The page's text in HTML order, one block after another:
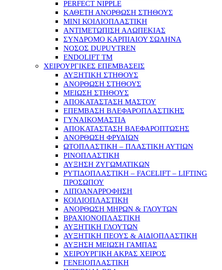
PERFECT NIPPLE
ΚΑΘΕΤΗ ΑΝΟΡΘΩΣΗ ΣΤΗΘΟΥΣ
MINI ΚΟΙΛΙΟΠΛΑΣΤΙΚΗ
ΑΝΤΙΜΕΤΩΠΙΣΗ ΑΛΩΠΕΚΙΑΣ
ΣΥΝΔΡΟΜΟ ΚΑΡΠΙΑΙΟΥ ΣΩΛΗΝΑ
ΝΟΣΟΣ DUPUYTREN
ENDOLIFT TM
ΧΕΙΡΟΥΡΓΙΚΕΣ ΕΠΕΜΒΑΣΕΙΣ
ΑΥΞΗΤΙΚΗ ΣΤΗΘΟΥΣ
ΑΝΟΡΘΩΣΗ ΣΤΗΘΟΥΣ
ΜΕΙΩΣΗ ΣΤΗΘΟΥΣ
ΑΠΟΚΑΤΑΣΤΑΣΗ ΜΑΣΤΟΥ
ΕΠΕΜΒΑΣΗ ΒΛΕΦΑΡΟΠΛΑΣΤΙΚΗΣ
ΓΥΝΑΙΚΟΜΑΣΤΙΑ
ΑΠΟΚΑΤΑΣΤΑΣΗ ΒΛΕΦΑΡΟΠΤΩΣΗΣ
ΑΝΟΡΘΩΣΗ ΦΡΥΔΙΩΝ
ΩΤΟΠΛΑΣΤΙΚΗ – ΠΛΑΣΤΙΚΗ ΑΥΤΙΩΝ
ΡΙΝΟΠΛΑΣΤΙΚΗ
ΑΥΞΗΣΗ ΖΥΓΩΜΑΤΙΚΩΝ
ΡΥΤΙΔΟΠΛΑΣΤΙΚΗ – FACELIFT – LIFTING
ΠΡΟΣΩΠΟΥ
ΛΙΠΟΑΝΑΡΡΟΦΗΣΗ
ΚΟΙΛΙΟΠΛΑΣΤΙΚΗ
ΑΝΟΡΘΩΣΗ ΜΗΡΩΝ & ΓΛΟΥΤΩΝ
ΒΡΑΧΙΟΝΟΠΛΑΣΤΙΚΗ
ΑΥΞΗΤΙΚΗ ΓΛΟΥΤΩΝ
ΑΥΞΗΤΙΚΗ ΠΕΟΥΣ & ΑΙΔΙΟΠΛΑΣΤΙΚΗ
ΑΥΞΗΣΗ ΜΕΙΩΣΗ ΓΑΜΠΑΣ
ΧΕΙΡΟΥΡΓΙΚΗ ΑΚΡΑΣ ΧΕΙΡΟΣ
ΓΕΝΕΙΟΠΛΑΣΤΙΚΗ